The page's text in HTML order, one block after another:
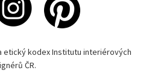
etický kodex Institutu interiérových
ČR.